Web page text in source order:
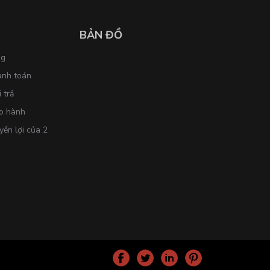
toán
trả
hành
lợi của 2
BẢN ĐỒ